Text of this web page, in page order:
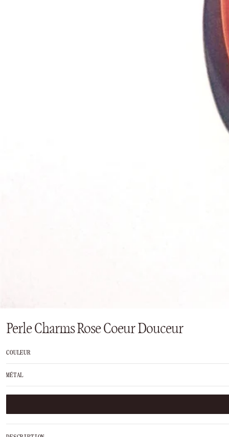
Perle Charms Rose Coeur Douceur
COULEUR
MÉTAL